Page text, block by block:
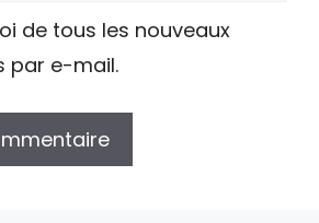
de tous les nouveaux
par e-mail.